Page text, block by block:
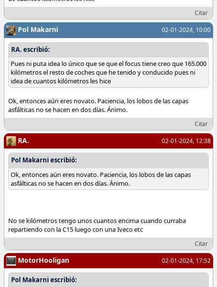
Citar
02-01-2024, 10:00
Pol Makarni
RA. escribió:
Pues ni puta idea lo único que se que el focus tiene creo que 165.000
kilómetros el resto de coches que he tenido y conducido pues ni
idea de cuantos kilómetros les hice
Ok, entonces aún eres novato. Paciencia, los lobos de las capas
asfálticas no se hacen en dos días. Ánimo.
Citar
02-01-2024, 12:38
RA.
Pol Makarni escribió:
Ok, entonces aún eres novato. Paciencia, los lobos de las capas
asfálticas no se hacen en dos días. Ánimo.
No se kilómetros tengo unos cuantos encima cuando curraba
repartiendo con la C15 luego con una Iveco etc
Citar
02-01-2024, 17:52
MotorHooligan
Pol Makarni escribió: